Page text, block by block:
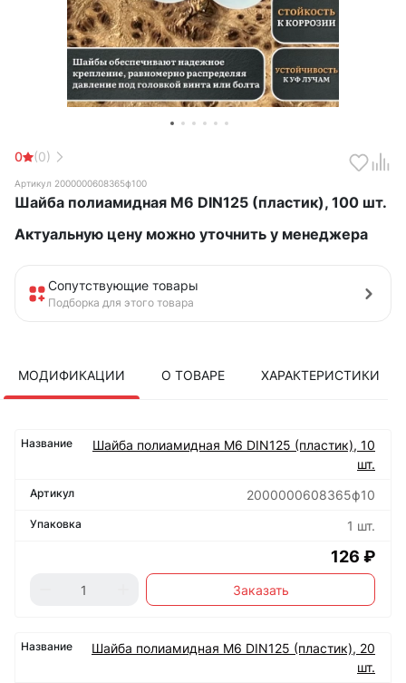
0 (0)
Артикул 2000000608365ф100
Шайба полиамидная М6 DIN125 (пластик), 100 шт.
Актуальную цену можно уточнить у менеджера
Сопутствующие товары
Подборка для этого товара
МОДИФИКАЦИИ О ТОВАРЕ ХАРАКТЕРИСТИКИ
Шайба полиамидная М6 DIN125 (пластик), 10
шт.
2000000608365ф10
1 шт.
126 ₽
Заказать
Шайба полиамидная М6 DIN125 (пластик), 20
шт.